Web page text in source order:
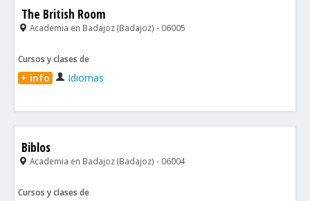
The British Room
Academia en Badajoz (Badajoz) - 06005
Cursos y clases de
+ info Idiomas
Biblos
Academia en Badajoz (Badajoz) - 06004
Cursos y clases de